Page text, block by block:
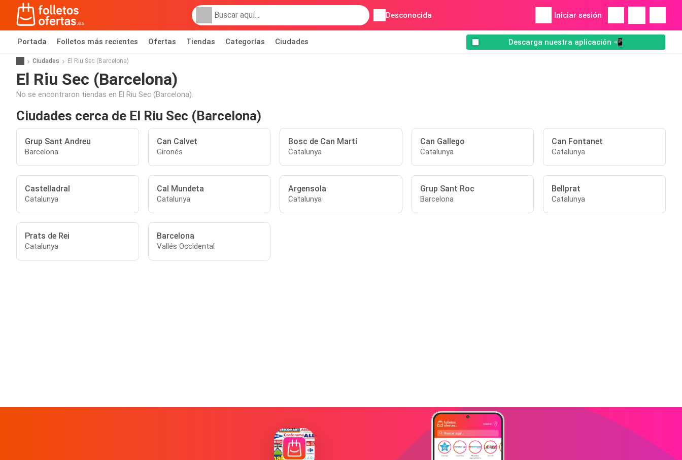
Desconocida Iniciar sesión
Portada Folletos más recientes Ofertas Tiendas Categorías Ciudades Descarga nuestra aplicación 📲
Ciudades El Riu Sec (Barcelona)
El Riu Sec (Barcelona)
No se encontraron tiendas en El Riu Sec (Barcelona).
Ciudades cerca de El Riu Sec (Barcelona)
Grup Sant Andreu
Barcelona
Can Calvet
Gironés
Bosc de Can Martí
Catalunya
Can Gallego
Catalunya
Can Fontanet
Catalunya
Castelladral
Catalunya
Cal Mundeta
Catalunya
Argensola
Catalunya
Grup Sant Roc
Barcelona
Bellprat
Catalunya
Prats de Rei
Catalunya
Barcelona
Vallés Occidental